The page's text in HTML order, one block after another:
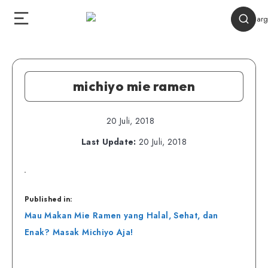
michiyo mie ramen
20 Juli, 2018
Last Update: 20 Juli, 2018
Published in:
Navigasi
pos
Mau Makan Mie Ramen yang Halal, Sehat, dan
Enak? Masak Michiyo Aja!